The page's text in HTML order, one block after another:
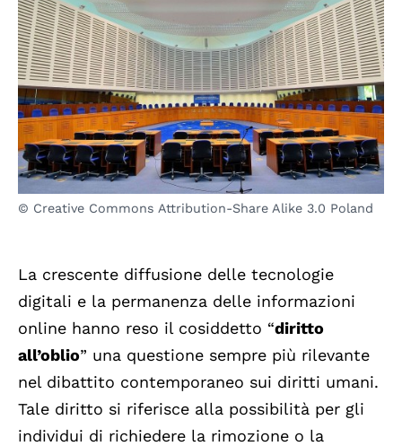
© Creative Commons Attribution-Share Alike 3.0 Poland
La crescente diffusione delle tecnologie
digitali e la permanenza delle informazioni
online hanno reso il cosiddetto “diritto
all’oblio” una questione sempre più rilevante
nel dibattito contemporaneo sui diritti umani.
Tale diritto si riferisce alla possibilità per gli
individui di richiedere la rimozione o la